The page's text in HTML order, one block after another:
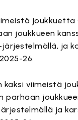
joukkuetta
joukkueen
ja
26.
viimeistä
parhaan
ja